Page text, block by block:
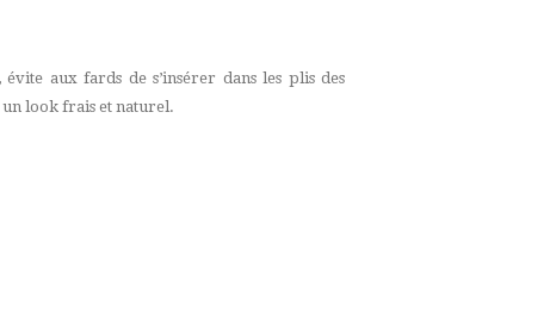
aux fards de s’insérer dans les plis des
un look frais et naturel.